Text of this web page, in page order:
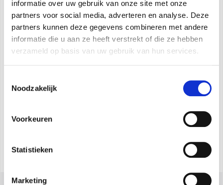
informatie over uw gebruik van onze site met onze
partners voor social media, adverteren en analyse. Deze
partners kunnen deze gegevens combineren met andere
informatie die u aan ze heeft verstrekt of die ze hebben
verzameld op basis van uw gebruik van hun services.
Noodzakelijk
Voorkeuren
Statistieken
Marketing
Bent u nog niet geregistreerd?
Registreer u nu